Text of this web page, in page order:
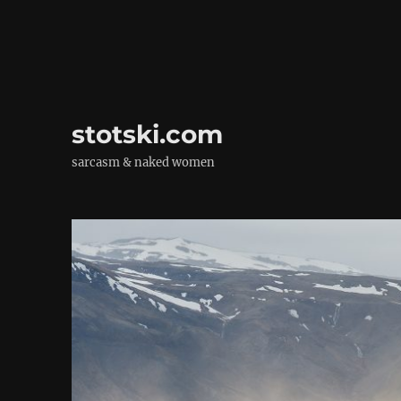
stotski.com
sarcasm & naked women